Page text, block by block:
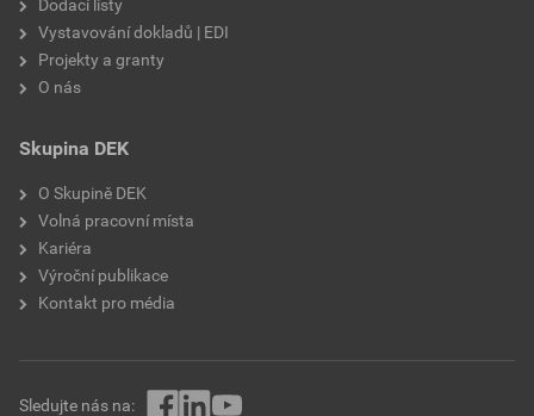
Dodací listy
Vystavování dokladů | EDI
Projekty a granty
O nás
Skupina DEK
O Skupině DEK
Volná pracovní místa
Kariéra
Výroční publikace
Kontakt pro média
Sledujte nás na: